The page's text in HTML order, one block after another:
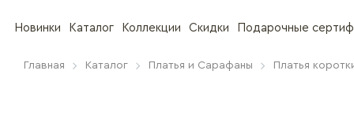
Новинки Каталог Коллекции Скидки Подарочные
Главная Каталог Платья и Сарафаны Платья